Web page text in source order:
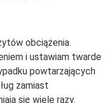
obciążenia.
i ustawiam twarde
powtarzających
zamiast
się wiele razy.